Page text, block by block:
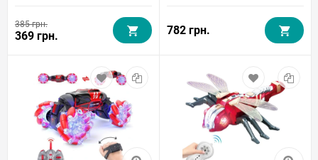
385 грн.
369 грн. 782 грн.